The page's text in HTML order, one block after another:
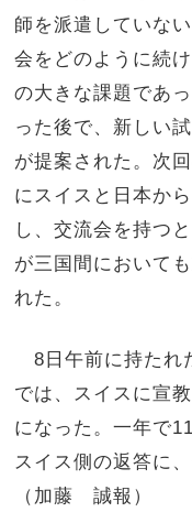
師を派遣していな
会をどのように続
の大きな課題であ
った後で、新しい
が提案された。次
にスイスと日本か
し、交流会を持つ
が三国間において
れた。
8日午前に持たれ
では、スイスに宣
になった。一年で
スイス側の返答に
（加藤 誠報）